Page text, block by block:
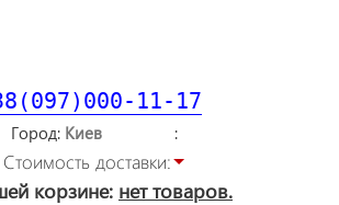
11-17
Город
Стоимость доставки:
корзине: нет товаров.